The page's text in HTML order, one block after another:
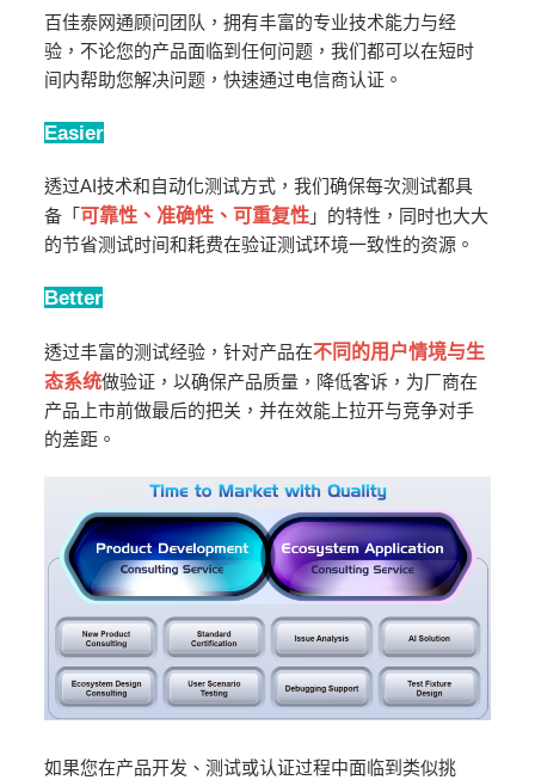
百佳泰网通顾问团队，拥有丰富的专业技术能力与经
验，不论您的产品面临到任何问题，我们都可以在短时
间内帮助您解决问题，快速通过电信商认证。
Easier
透过AI技术和自动化测试方式，我们确保每次测试都具
备「 可靠性、准确性、可重复性 」的特性，同时也大大
的节省测试时间和耗费在验证测试环境一致性的资源。
Better
透过丰富的测试经验，针对产品在不同的用户情境与生
态系统做验证，以确保产品质量，降低客诉，为厂商在
产品上市前做最后的把关，并在效能上拉开与竞争对手
的差距。
如果您在产品开发、测试或认证过程中面临到类似挑